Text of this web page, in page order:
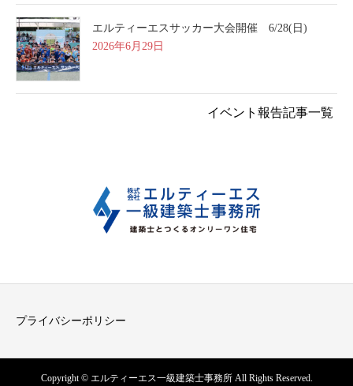
エルティーエスサッカー大会開催 6/28(日)
2026年6月29日
イベント報告記事一覧
プライバシーポリシー
Copyright © エルティーエス一級建築士事務所 All Rights Reserved.